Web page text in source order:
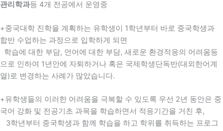
관리학과등 4개 전공에서 운영중
+중국대학 진학을 계획하는 유학생이 1학년부터 바로 중국학생과
합반 수업하는 과정으로 입학하게 되면
학습에 대한 부담, 언어에 대한 부담, 새로운 환경적응의 어려움등
으로 인하여 1년안에 자퇴하거나 혹은 국제학생단독반(대외한어계
열)로 변경하는 사례가 많았습니다.
+유학생들의 이러한 어려움을 극복할 수 있도록 우선 2년 동안은 중
국어 강화 및 전공기초 과목을 학습하면서 적응기간을 거친 후,
3학년부터 중국학생과 함께 학습을 하고 학위를 취득하는 프로그